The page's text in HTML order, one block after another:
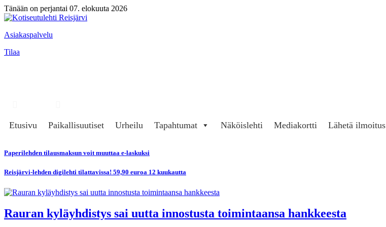
Tänään on perjantai 07. elokuuta 2026
Asiakaspalvelu
Tilaa
Etusivu
Paikallisuutiset Urheilu Tapahtumat Näköislehti Mediakortti Lähetä ilmoitus
Paperilehden tilausmaksun voit muuttaa e-laskuksi
Reisjärvi-lehden digilehti tilattavissa! 59,90 euroa 12 kuukautta
Rauran kyläyhdistys sai uutta innostusta toimintaansa hankkeesta